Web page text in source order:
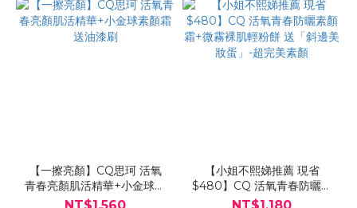
【一擦亮顏】CQ思珂 活氧
青春亮顏肌活精華+小金球素
顏霜 送油漆刷
【小姐不熙娣推薦 現省
$480】CQ 活氧青春防曬素
顏霜+微霧裸肌輕粉餅 送